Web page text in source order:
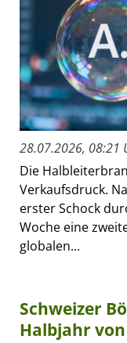
28.07.2026, 08:21
Die
Verkaufsdruck.
erster Schock
Woche eine
globalen...
Schweizer
Halbjahr